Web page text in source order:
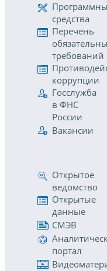
средства
Перечень
требований
коррупции
Госслужба
в ФНС
России
Вакансии
Открытое
ведомство
Открытые
данные
СМЭВ
портал